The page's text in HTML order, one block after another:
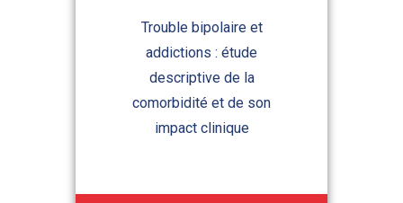
Trouble bipolaire et
addictions : étude
descriptive de la
comorbidité et de son
impact clinique